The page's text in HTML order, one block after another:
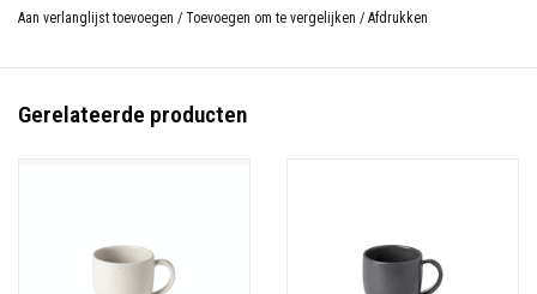
vaatwasmachine bestendig.
Aan verlanglijst toevoegen / Toevoegen om te vergelijken / Afdrukken
Gerelateerde producten